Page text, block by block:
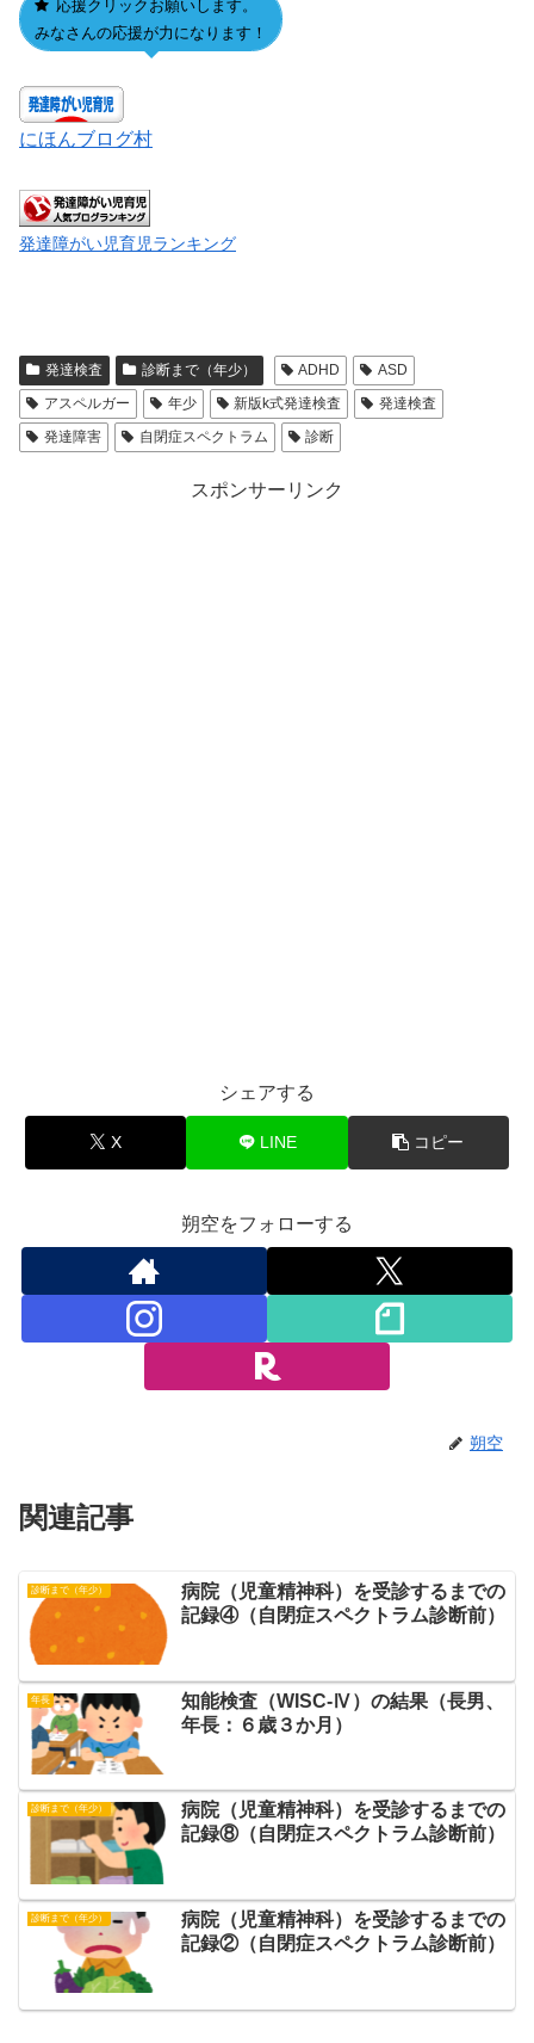
応援クリックお願いします。
みなさんの応援が力になります！
にほんブログ村
発達障がい児育児ランキング
発達検査 診断まで（年少） ADHD
ASD
アスペルガー
年少 新版k式発達検査
発達検査
発達障害
自閉症スペクトラム 診断
スポンサーリンク
シェアする
X LINE コピー
朔空をフォローする
朔空
関連記事
診断まで（年少）
病院（児童精神科）を受診するまでの
記録④（自閉症スペクトラム診断前）
年長
知能検査（WISC-Ⅳ）の結果（長男、
年長：６歳３か月）
診断まで（年少）
病院（児童精神科）を受診するまでの
記録⑧（自閉症スペクトラム診断前）
診断まで（年少）
病院（児童精神科）を受診するまでの
記録②（自閉症スペクトラム診断前）